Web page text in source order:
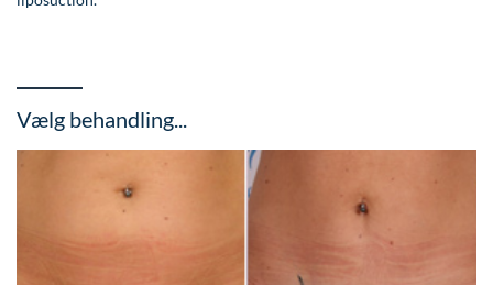
Vælg behandling...